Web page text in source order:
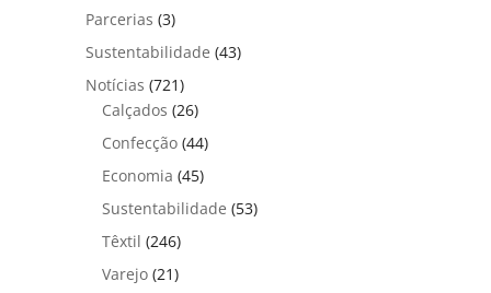
Parcerias (3)
Sustentabilidade (43)
Notícias (721)
Calçados (26)
Confecção (44)
Economia (45)
Sustentabilidade (53)
Têxtil (246)
Varejo (21)